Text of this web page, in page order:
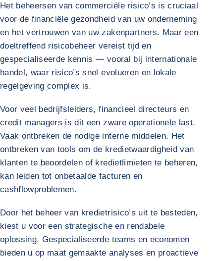
Het beheersen van commerciële risico’s is cruciaal
voor de financiële gezondheid van uw onderneming
en het vertrouwen van uw zakenpartners. Maar een
doeltreffend risicobeheer vereist tijd en
gespecialiseerde kennis — vooral bij internationale
handel, waar risico’s snel evolueren en lokale
regelgeving complex is.
Voor veel bedrijfsleiders, financieel directeurs en
credit managers is dit een zware operationele last.
Vaak ontbreken de nodige interne middelen. Het
ontbreken van tools om de kredietwaardigheid van
klanten te beoordelen of kredietlimieten te beheren,
kan leiden tot onbetaalde facturen en
cashflowproblemen.
Door het beheer van kredietrisico’s uit te besteden,
kiest u voor een strategische en rendabele
oplossing. Gespecialiseerde teams en economen
bieden u op maat gemaakte analyses en proactieve